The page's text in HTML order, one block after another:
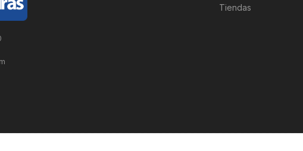
Tiendas